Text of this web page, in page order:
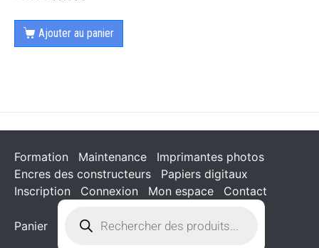
Ajouter au panier
Formation Maintenance
Imprimantes photos
Encres des constructeurs
Papiers digitaux
Inscription
Connexion Mon espace Contact
Panier